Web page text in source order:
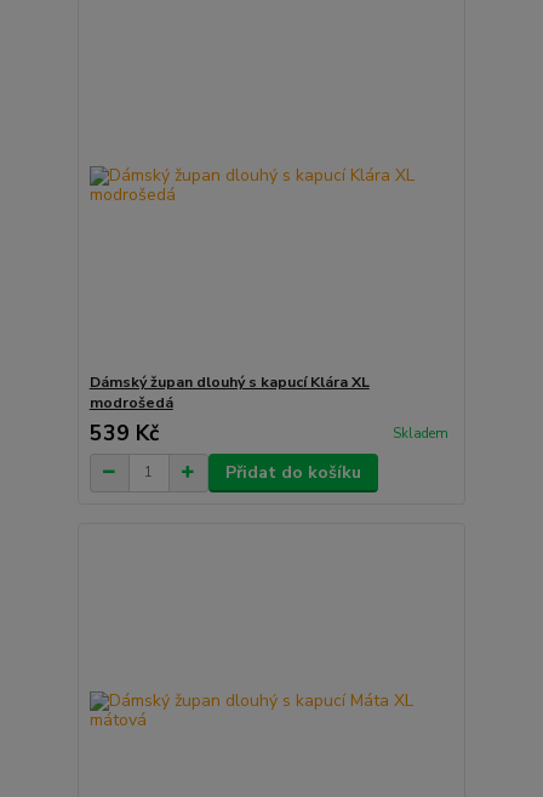
Dámský župan dlouhý s kapucí Klára XL
modrošedá
539 Kč Skladem
Přidat do košíku